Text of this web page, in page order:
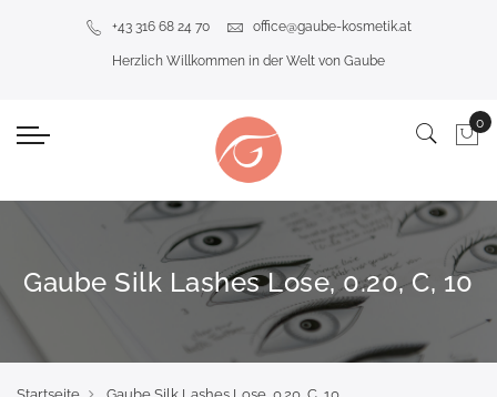
+43 316 68 24 70 office@gaube-kosmetik.at
Herzlich Willkommen in der Welt von Gaube
Gaube Silk Lashes Lose, 0.20, C, 10